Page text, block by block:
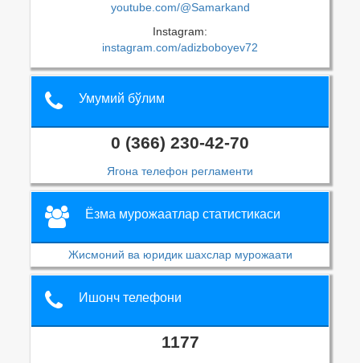
youtube.com/@Samarkand
Instagram:
instagram.com/adizboboyev72
Умумий бўлим
0 (366) 230-42-70
Ягона телефон регламенти
Ёзма мурожаатлар статистикаси
Жисмоний ва юридик шахслар мурожаати
Ишонч телефони
1177